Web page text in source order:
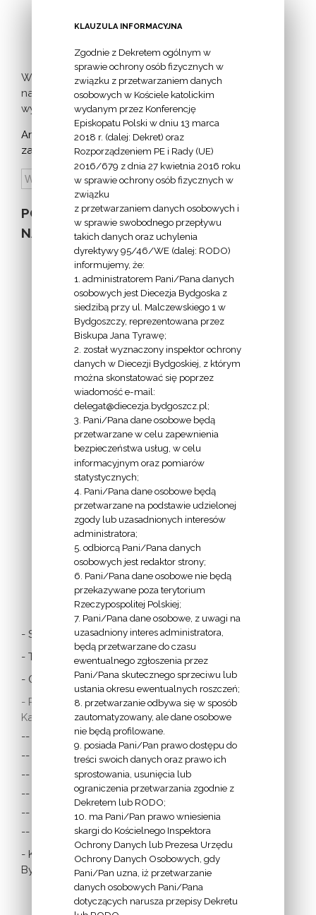
milczącej [...]
Więcej
nadchodzących
wydarzeń >
Archiwum
zapowiedzi:
POZOSTAŁE
NA STRONIE
INFORMACJE
Z
EKAI.PL:
INFORMACJE
EPISKOPATU
POLSKI:
LINKI
- Stolica Apostolska
- Twitter Papieża
- Czytania z dnia
- Polska Misja
Katolicka:
-- w Austrii
-- w Anglii i Walii
-- w Irlandii
-- we Francji
-- w Niemczech
-- w Szkocji
- Katolicka
Bydgoszcz
KLAUZULA INFORMACYJNA
Zgodnie z Dekretem ogólnym w
sprawie ochrony osób fizycznych w
związku z przetwarzaniem danych
osobowych w Kościele katolickim
wydanym przez Konferencję
Episkopatu Polski w dniu 13 marca
2018 r. (dalej: Dekret) oraz
Rozporządzeniem PE i Rady (UE)
2016/679 z dnia 27 kwietnia 2016 roku
w sprawie ochrony osób fizycznych w
związku
z przetwarzaniem danych osobowych i
w sprawie swobodnego przepływu
takich danych oraz uchylenia
dyrektywy 95/46/WE (dalej: RODO)
informujemy, że:
1. administratorem Pani/Pana danych
osobowych jest Diecezja Bydgoska z
siedzibą przy ul. Malczewskiego 1 w
Bydgoszczy, reprezentowana przez
Biskupa Jana Tyrawę;
2. został wyznaczony inspektor ochrony
danych w Diecezji Bydgoskiej, z którym
można skonstatować się poprzez
wiadomość e-mail:
delegat@diecezja.bydgoszcz.pl;
3. Pani/Pana dane osobowe będą
przetwarzane w celu zapewnienia
bezpieczeństwa usług, w celu
informacyjnym oraz pomiarów
statystycznych;
4. Pani/Pana dane osobowe będą
przetwarzane na podstawie udzielonej
zgody lub uzasadnionych interesów
administratora;
5. odbiorcą Pani/Pana danych
osobowych jest redaktor strony;
6. Pani/Pana dane osobowe nie będą
przekazywane poza terytorium
Rzeczypospolitej Polskiej;
7. Pani/Pana dane osobowe, z uwagi na
uzasadniony interes administratora,
będą przetwarzane do czasu
ewentualnego zgłoszenia przez
Pani/Pana skutecznego sprzeciwu lub
ustania okresu ewentualnych roszczeń;
8. przetwarzanie odbywa się w sposób
zautomatyzowany, ale dane osobowe
nie będą profilowane.
9. posiada Pani/Pan prawo dostępu do
treści swoich danych oraz prawo ich
sprostowania, usunięcia lub
ograniczenia przetwarzania zgodnie z
Dekretem lub RODO;
10. ma Pani/Pan prawo wniesienia
skargi do Kościelnego Inspektora
Ochrony Danych lub Prezesa Urzędu
Ochrony Danych Osobowych, gdy
Pani/Pan uzna, iż przetwarzanie
danych osobowych Pani/Pana
dotyczących narusza przepisy Dekretu